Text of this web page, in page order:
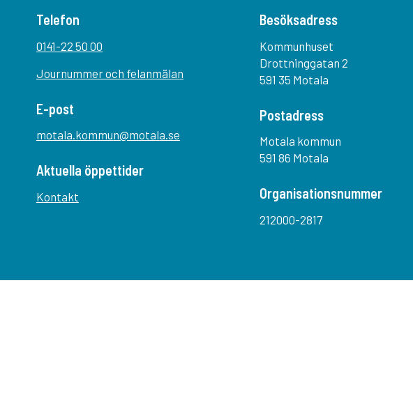
Telefon
0141-22 50 00
Journummer och felanmälan
E-post
motala.kommun@motala.se
Aktuella öppettider
Kontakt
Besöksadress
Kommunhuset
Drottninggatan 2
591 35 Motala
Postadress
Motala kommun
591 86 Motala
Organisationsnummer
212000-2817